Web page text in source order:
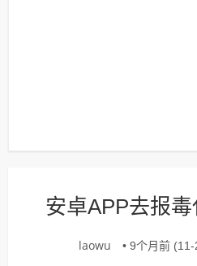
安卓APP去报
laowu • 9个月前 (11-